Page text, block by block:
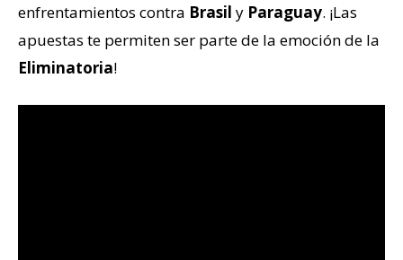
enfrentamientos contra Brasil y Paraguay. ¡Las
apuestas te permiten ser parte de la emoción de la
Eliminatoria!